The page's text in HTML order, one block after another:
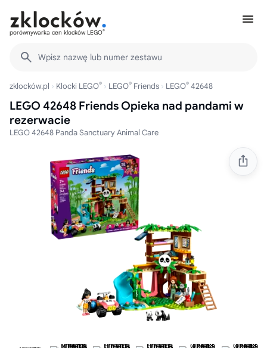
porównywarka cen klocków LEGO®
Wpisz nazwę lub numer zestawu
zklocków.pl Klocki LEGO® LEGO® Friends LEGO® 42648
LEGO 42648 Friends Opieka nad pandami w
rezerwacie
LEGO 42648 Panda Sanctuary Animal Care